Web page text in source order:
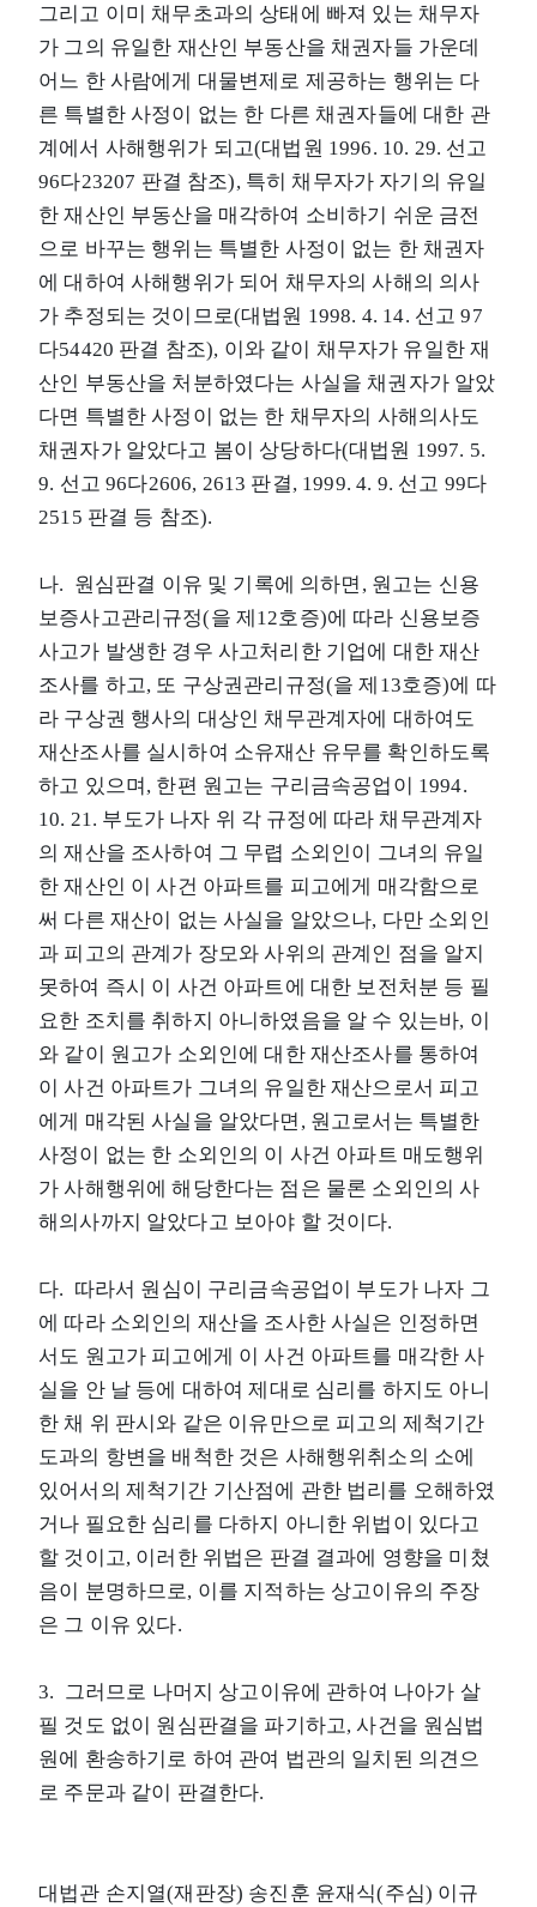
그리고 이미 채무초과의 상태에 빠져 있는 채무자
가 그의 유일한 재산인 부동산을 채권자들 가운데
어느 한 사람에게 대물변제로 제공하는 행위는 다
른 특별한 사정이 없는 한 다른 채권자들에 대한 관
계에서 사해행위가 되고(대법원 1996. 10. 29. 선고
96다23207 판결 참조), 특히 채무자가 자기의 유일
한 재산인 부동산을 매각하여 소비하기 쉬운 금전
으로 바꾸는 행위는 특별한 사정이 없는 한 채권자
에 대하여 사해행위가 되어 채무자의 사해의 의사
가 추정되는 것이므로(대법원 1998. 4. 14. 선고 97
다54420 판결 참조), 이와 같이 채무자가 유일한 재
산인 부동산을 처분하였다는 사실을 채권자가 알았
다면 특별한 사정이 없는 한 채무자의 사해의사도
채권자가 알았다고 봄이 상당하다(대법원 1997. 5.
9. 선고 96다2606, 2613 판결, 1999. 4. 9. 선고 99다
2515 판결 등 참조).
나. 원심판결 이유 및 기록에 의하면, 원고는 신용
보증사고관리규정(을 제12호증)에 따라 신용보증
사고가 발생한 경우 사고처리한 기업에 대한 재산
조사를 하고, 또 구상권관리규정(을 제13호증)에 따
라 구상권 행사의 대상인 채무관계자에 대하여도
재산조사를 실시하여 소유재산 유무를 확인하도록
하고 있으며, 한편 원고는 구리금속공업이 1994.
10. 21. 부도가 나자 위 각 규정에 따라 채무관계자
의 재산을 조사하여 그 무렵 소외인이 그녀의 유일
한 재산인 이 사건 아파트를 피고에게 매각함으로
써 다른 재산이 없는 사실을 알았으나, 다만 소외인
과 피고의 관계가 장모와 사위의 관계인 점을 알지
못하여 즉시 이 사건 아파트에 대한 보전처분 등 필
요한 조치를 취하지 아니하였음을 알 수 있는바, 이
와 같이 원고가 소외인에 대한 재산조사를 통하여
이 사건 아파트가 그녀의 유일한 재산으로서 피고
에게 매각된 사실을 알았다면, 원고로서는 특별한
사정이 없는 한 소외인의 이 사건 아파트 매도행위
가 사해행위에 해당한다는 점은 물론 소외인의 사
해의사까지 알았다고 보아야 할 것이다.
다. 따라서 원심이 구리금속공업이 부도가 나자 그
에 따라 소외인의 재산을 조사한 사실은 인정하면
서도 원고가 피고에게 이 사건 아파트를 매각한 사
실을 안 날 등에 대하여 제대로 심리를 하지도 아니
한 채 위 판시와 같은 이유만으로 피고의 제척기간
도과의 항변을 배척한 것은 사해행위취소의 소에
있어서의 제척기간 기산점에 관한 법리를 오해하였
거나 필요한 심리를 다하지 아니한 위법이 있다고
할 것이고, 이러한 위법은 판결 결과에 영향을 미쳤
음이 분명하므로, 이를 지적하는 상고이유의 주장
은 그 이유 있다.
3. 그러므로 나머지 상고이유에 관하여 나아가 살
필 것도 없이 원심판결을 파기하고, 사건을 원심법
원에 환송하기로 하여 관여 법관의 일치된 의견으
로 주문과 같이 판결한다.
대법관 손지열(재판장) 송진훈 윤재식(주심) 이규